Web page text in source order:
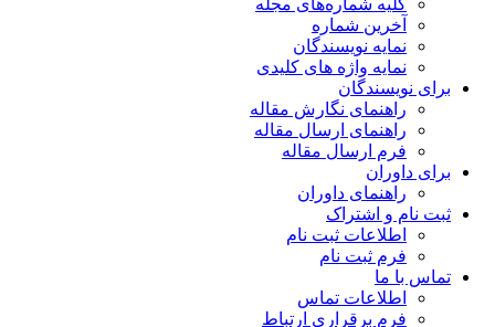
کلیه شماره‌های مجله
آخرین شماره
نمایه نویسندگان
نمایه واژه های کلیدی
برای نویسندگان
راهنمای نگارش مقاله
راهنمای ارسال مقاله
فرم ارسال مقاله
برای داوران
راهنمای داوران
ثبت نام و اشتراک
اطلاعات ثبت نام
فرم ثبت نام
تماس با ما
اطلاعات تماس
فرم برقراری ارتباط